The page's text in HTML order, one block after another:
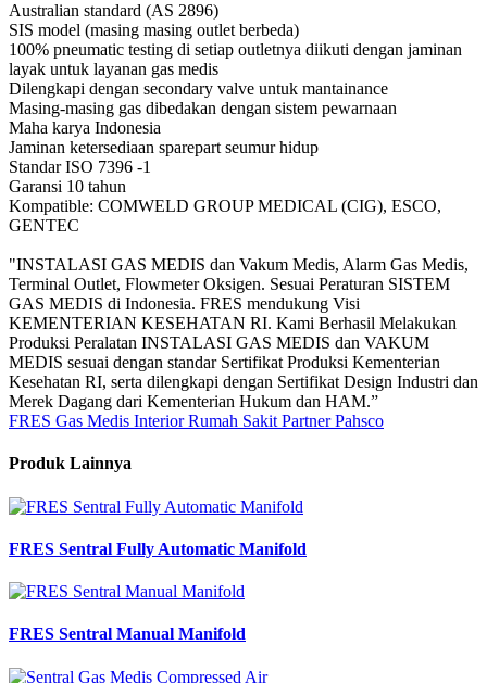
Australian standard (AS 2896)
SIS model (masing masing outlet berbeda)
100% pneumatic testing di setiap outletnya diikuti dengan jaminan
layak untuk layanan gas medis
Dilengkapi dengan secondary valve untuk mantainance
Masing-masing gas dibedakan dengan sistem pewarnaan
Maha karya Indonesia
Jaminan ketersediaan sparepart seumur hidup
Standar ISO 7396 -1
Garansi 10 tahun
Kompatible: COMWELD GROUP MEDICAL (CIG), ESCO,
GENTEC
"INSTALASI GAS MEDIS dan Vakum Medis, Alarm Gas Medis,
Terminal Outlet, Flowmeter Oksigen. Sesuai Peraturan SISTEM
GAS MEDIS di Indonesia. FRES mendukung Visi
KEMENTERIAN KESEHATAN RI. Kami Berhasil Melakukan
Produksi Peralatan INSTALASI GAS MEDIS dan VAKUM
MEDIS sesuai dengan standar Sertifikat Produksi Kementerian
Kesehatan RI, serta dilengkapi dengan Sertifikat Design Industri dan
Merek Dagang dari Kementerian Hukum dan HAM.”
FRES Gas Medis Interior Rumah Sakit Partner Pahsco
Produk Lainnya
FRES Sentral Fully Automatic Manifold
FRES Sentral Manual Manifold